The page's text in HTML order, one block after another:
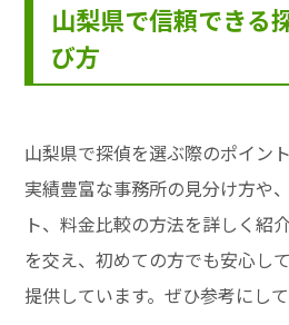
山梨県で信頼できる
び方
山梨県で探偵を選ぶ際のポイン
実績豊富な事務所の見分け方や
ト、料金比較の方法を詳しく紹
を交え、初めての方でも安心し
提供しています。ぜひ参考にして